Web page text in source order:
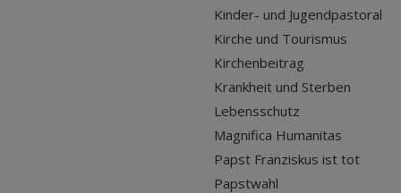
Kinder- und Jugendpastoral
Kirche und Tourismus
Kirchenbeitrag
Krankheit und Sterben
Lebensschutz
Magnifica Humanitas
Papst Franziskus ist tot
Papstwahl